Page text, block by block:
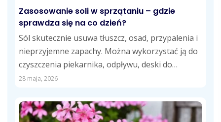
Zasosowanie soli w sprzątaniu – gdzie
sprawdza się na co dzień?
Sól skutecznie usuwa tłuszcz, osad, przypalenia i
nieprzyjemne zapachy. Można wykorzystać ją do
czyszczenia piekarnika, odpływu, deski do
krojenia, fug,...
28 maja, 2026